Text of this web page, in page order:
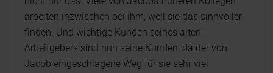
arbeiten inzwischen bei ihm, weil sie das sinnvoller
finden. Und wichtige Kunden seines alten
Arbeitgebers sind nun seine Kunden, da der von
Jacob eingeschlagene Weg für sie sehr viel